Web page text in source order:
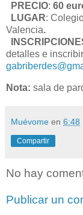
PRECIO: 60
LUGAR:
Valencia.
detalles e
Nota: sala de
Muévome en 6:48
Compartir
No hay
Publicar un